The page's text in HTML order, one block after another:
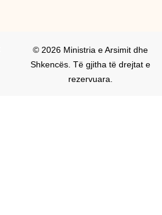
© 2026 Ministria e Arsimit dhe
Shkencës. Të gjitha të drejtat e
rezervuara.